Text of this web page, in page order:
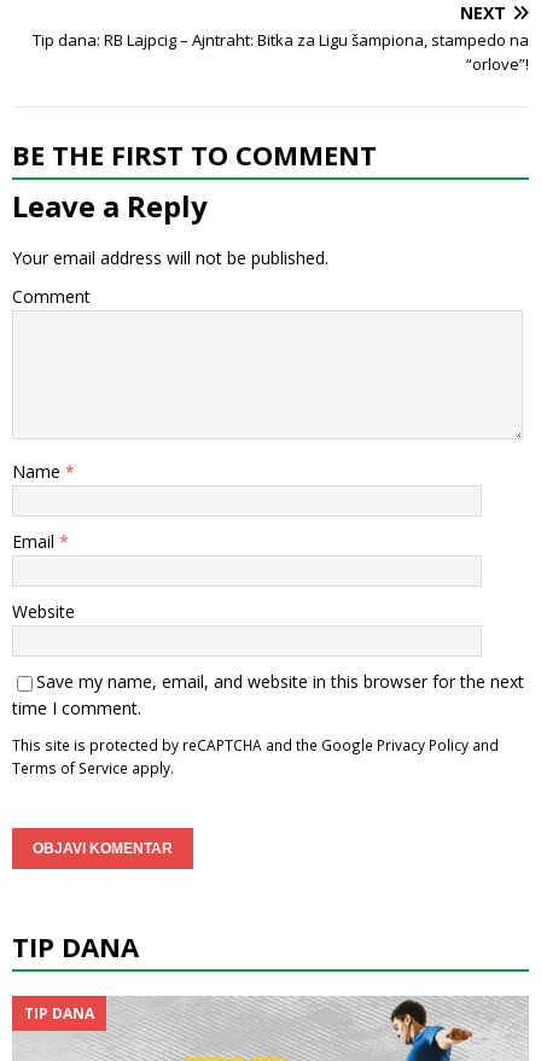
NEXT
Tip dana: RB Lajpcig – Ajntraht: Bitka za Ligu šampiona, stampedo na
“orlove”!
BE THE FIRST TO COMMENT
Leave a Reply
Your email address will not be published.
Comment
Name *
Email *
Website
Save my name, email, and website in this browser for the next
time I comment.
This site is protected by reCAPTCHA and the Google Privacy Policy and
Terms of Service apply.
TIP DANA
TIP DANA